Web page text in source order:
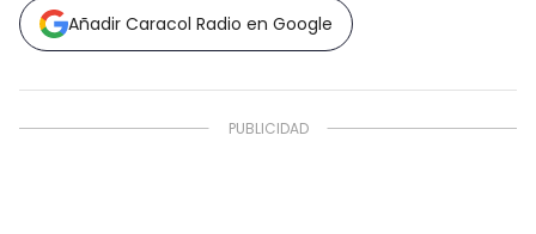
Añadir Caracol Radio en Google